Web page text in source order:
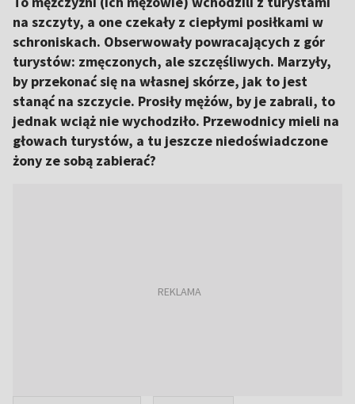
na szczyty, a one czekały z ciepłymi posiłkami w
schroniskach. Obserwowały powracających z gór
turystów: zmęczonych, ale szczęśliwych. Marzyły,
by przekonać się na własnej skórze, jak to jest
stanąć na szczycie. Prosiły mężów, by je zabrali, to
jednak wciąż nie wychodziło. Przewodnicy mieli na
głowach turystów, a tu jeszcze niedoświadczone
żony ze sobą zabierać?